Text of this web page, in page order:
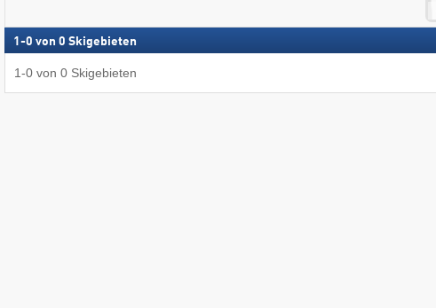
1 -0 von 0 Skigebieten
1-0 von 0 Skigebieten